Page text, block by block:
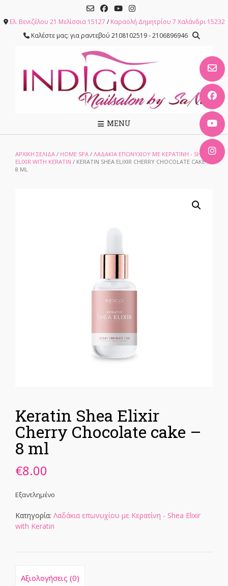
content
Ελ. Βενιζέλου 21 Μελίσσια 15127 / Καραολή Δημητρίου 7 Χαλάνδρι 15232
Καλέστε μας: για ραντεβού 2108102519 - 2106896946
MENU
ΑΡΧΙΚΉ ΣΕΛΊΔΑ / HOME SPA / ΛΑΔΆΚΙΑ ΕΠΩΝΥΧΊΟΥ ΜΕ ΚΕΡΑΤΊΝΗ - SHEA
ELIXIR WITH KERATIN / KERATIN SHEA ELIXIR CHERRY CHOCOLATE CAKE –
8 ML
Keratin Shea Elixir
Cherry Chocolate cake –
8 ml
€8.00
Εξαντλημένο
Κατηγορία: Λαδάκια επωνυχίου με Κερατίνη - Shea Elixir
with Keratin
Αξιολογήσεις (0)